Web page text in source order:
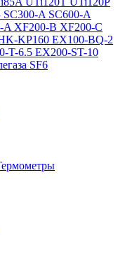
SC300-A SC600-A
A XF200-B XF200-C
KP160 EX100-BQ-2
T-6.5 EX200-ST-10
SF6